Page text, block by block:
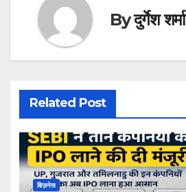
Byदुर्गेश शर्मा
Related Post
बिज़नेस